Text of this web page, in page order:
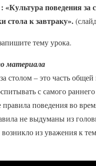
поведения за
стола к завтраку».
тему урока.
материала
столом – это часть
с самого раннего
поведения во
не выдуманы из
из уважения к